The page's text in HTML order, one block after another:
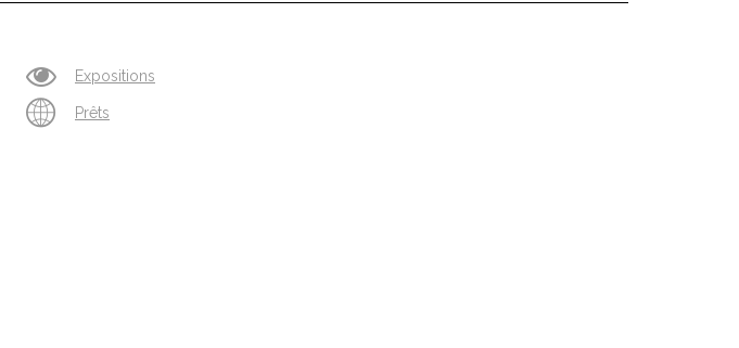
Expositions
Prêts